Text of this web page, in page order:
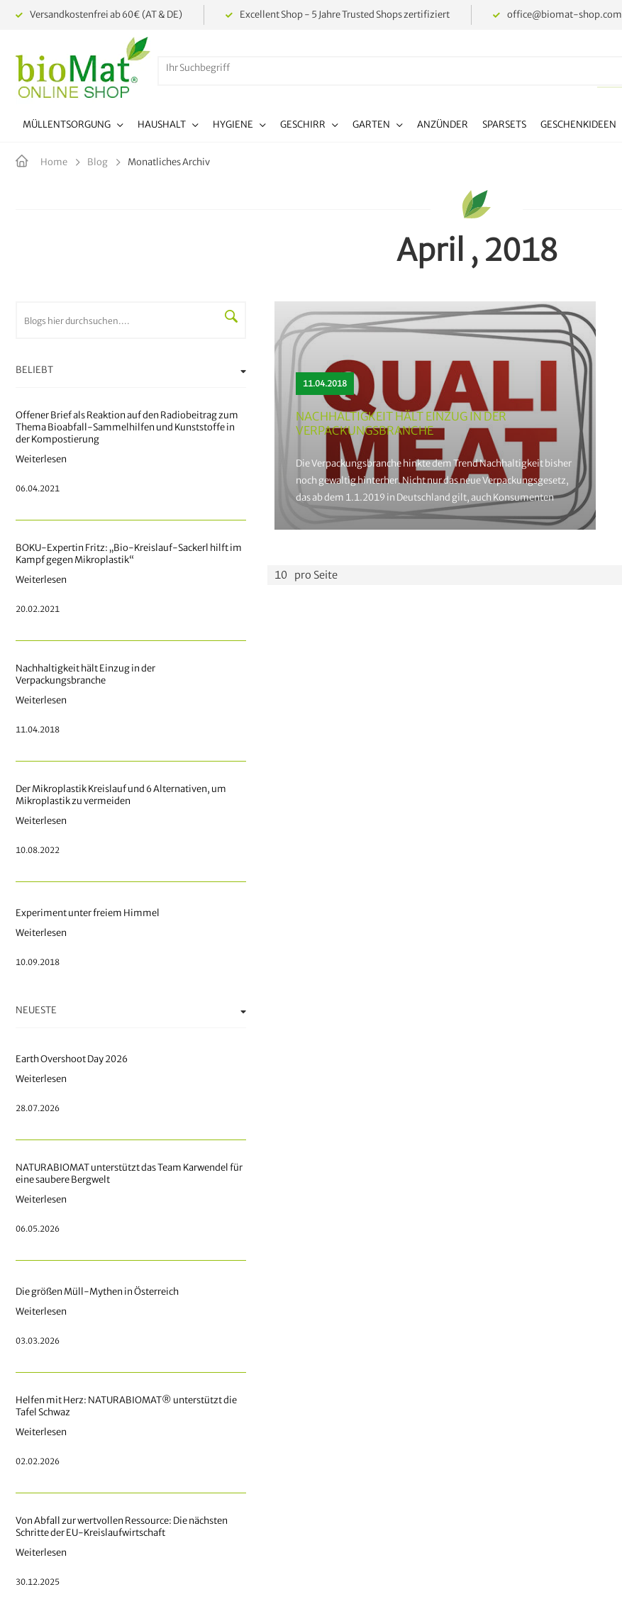
Versandkostenfrei ab 60€ (AT & DE) Excellent Shop - 5 Jahre Trusted Shops zertifiziert office@biomat-shop.com
MÜLLENTSORGUNG HAUSHALT HYGIENE GESCHIRR GARTEN ANZÜNDER SPARSETS GESCHENKIDEEN
Home Blog Monatliches Archiv
April , 2018
NACHHALTIGKEIT HÄLT EINZUG IN DER
VERPACKUNGSBRANCHE
11.04.2018
Die Verpackungsbranche hinkte dem Trend Nachhaltigkeit bisher
noch gewaltig hinterher. Nicht nur das neue Verpackungsgesetz,
das ab dem 1.1.2019 in Deutschland gilt, auch Konsumenten
fordern nun ein Umdenken in den verwendeten Materialien.
Damit die Qualität des Packguts aber trotz nachhaltiger
Verpackungsmöglichkeiten für Fleisch.
pro Seite
BELIEBT
Offener Brief als Reaktion auf den Radiobeitrag zum
Thema Bioabfall-Sammelhilfen und Kunststoffe in
der Kompostierung
Weiterlesen
06.04.2021
BOKU-Expertin Fritz: „Bio-Kreislauf-Sackerl hilft im
Kampf gegen Mikroplastik“
Weiterlesen
20.02.2021
Nachhaltigkeit hält Einzug in der
Verpackungsbranche
Weiterlesen
11.04.2018
Der Mikroplastik Kreislauf und 6 Alternativen, um
Mikroplastik zu vermeiden
Weiterlesen
10.08.2022
Experiment unter freiem Himmel
Weiterlesen
10.09.2018
NEUESTE
Earth Overshoot Day 2026
Weiterlesen
28.07.2026
NATURABIOMAT unterstützt das Team Karwendel für
eine saubere Bergwelt
Weiterlesen
06.05.2026
Die größen Müll-Mythen in Österreich
Weiterlesen
03.03.2026
Helfen mit Herz: NATURABIOMAT® unterstützt die
Tafel Schwaz
Weiterlesen
02.02.2026
Von Abfall zur wertvollen Ressource: Die nächsten
Schritte der EU-Kreislaufwirtschaft
Weiterlesen
30.12.2025